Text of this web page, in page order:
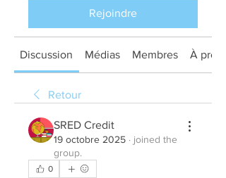
Rejoindre
Discussion Médias Membres À
Retour
SRED Credit
19 octobre 2025 · joined the
group.
0